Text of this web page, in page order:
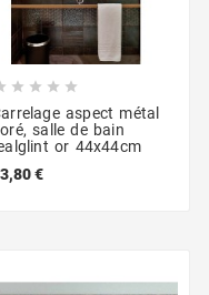
   
aspect métal
salle de bain
or 44x44cm
€